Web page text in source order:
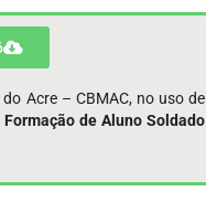
Acre – CBMAC, no uso de
de Aluno Soldado